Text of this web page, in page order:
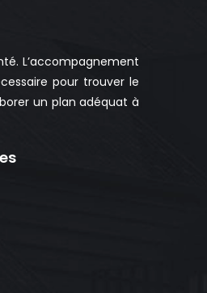
L’accompagnement
pour trouver le
un plan adéquat à